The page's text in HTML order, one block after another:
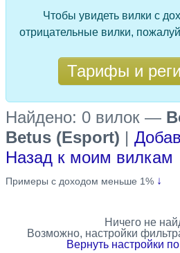
Чтобы увидеть вилки с
отрицательные вилки,
Тарифы и
Найдено: 0 вилок —
Betus (Esport) |
Назад к моим вилкам
Примеры с доходом меньше 1% ↓
Ничего не
Возможно, настройки
Вернуть настройки